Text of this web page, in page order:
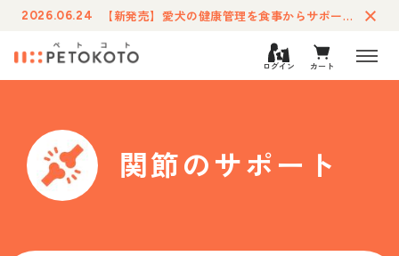
2026.06.24 【新発売】愛犬の健康管理を食事からサポートする療法食「ペトコトフーズ・ケア」が登場
ログイン カート
関節のサポート